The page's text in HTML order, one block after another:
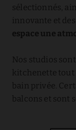
sélectionnés,
innovante et
espace une
Nos studios
kitchenette tout
bain privée.
balcons et sont